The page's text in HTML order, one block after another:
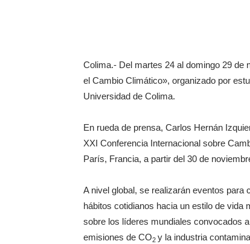
Colima.- Del martes 24 al domingo 29 de
el Cambio Climático», organizado por
Universidad de Colima.
En rueda de prensa, Carlos Hernán
XXI Conferencia Internacional sobre
París, Francia, a partir del 30 de
A nivel global, se realizarán eventos para
hábitos cotidianos hacia un estilo de
sobre los líderes mundiales convocados
emisiones de CO2 y la industria